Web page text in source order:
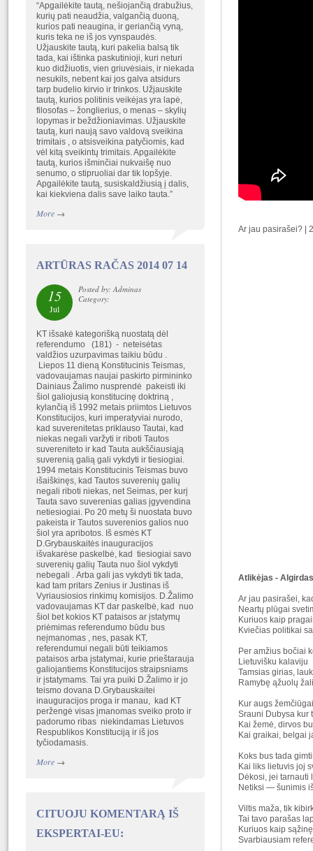
Ar jau pasirašei? |
Atlikėjas -
Ar jau pasirašei,
Neartų plūgai
Kuriuos kaip
Kviečias politikai
Per amžius bočiai
Lietuvišku kalaviju
Tamsias girias,
Ramybę ąžuolų
Kur augs
Srauni Dubysa kur
Kai žemė, dirvos
Kai graikai, belgai
Koks bus tada
Kai liks lietuvis joj
Dėkosi, jei tarnauti
Netiksi — šunimis
Viltis maža, tik
Tai tavo parašas
Kuriuos kaip
Svarbiausiam
“Apgailėkite tautą, nešiojančią drabužius,
kurių pati neaudžia, valgančią duoną,
kurios pati neaugina, ir geriančią vyną,
kuris teka ne iš jos vynspaudės.
Užjauskite tautą, kuri pakelia balsą tik
tada, kai ištinka paskutinioji, kuri neturi
kuo didžiuotis, vien griuvėsiais, ir niekada
nesukils, nebent kai jos galva atsidurs
tarp budelio kirvio ir trinkos. Užjauskite
tautą, kurios politinis veikėjas yra lapė,
filosofas – žonglierius, o menas – skylių
lopymas ir beždžioniavimas. Užjauskite
tautą, kuri naują savo valdovą sveikina
trimitais , o atsisveikina patyčiomis, kad
vėl kitą sveikintų trimitais. Apgailėkite
tautą, kurios išminčiai nukvaišę nuo
senumo, o stipruoliai dar tik lopšyje.
Apgailėkite tautą, susiskaldžiusią į dalis,
kai kiekviena dalis save laiko tauta.”
More→
ARTŪRAS RAČAS 2014 07 14
15
Jul
Posted by: Adminas
Category:
KT išsakė kategorišką nuostatą dėl
referendumo (181) - neteisėtas
valdžios uzurpavimas taikiu būdu .
Liepos 11 dieną Konstitucinis Teismas,
vadovaujamas naujai paskirto pirmininko
Dainiaus Žalimo nusprendė pakeisti iki
šiol galiojusią konstitucinę doktriną ,
kylančią iš 1992 metais priimtos Lietuvos
Konstitucijos, kuri imperatyviai nurodo,
kad suverenitetas priklauso Tautai, kad
niekas negali varžyti ir riboti Tautos
suvereniteto ir kad Tauta aukščiausiąją
suverenią galią gali vykdyti ir tiesiogiai.
1994 metais Konstitucinis Teismas buvo
išaiškinęs, kad Tautos suverenių galių
negali riboti niekas, net Seimas, per kurį
Tauta savo suverenias galias įgyvendina
netiesiogiai. Po 20 metų ši nuostata buvo
pakeista ir Tautos suverenios galios nuo
šiol yra apribotos. Iš esmės KT
D.Grybauskaitės inauguracijos
išvakarėse paskelbė, kad tiesiogiai savo
suverenių galių Tauta nuo šiol vykdyti
nebegali . Arba gali jas vykdyti tik tada,
kad tam pritars Zenius ir Justinas iš
Vyriausiosios rinkimų komisijos. D.Žalimo
vadovaujamas KT dar paskelbė, kad nuo
šiol bet kokios KT pataisos ar įstatymų
priėmimas referendumo būdu bus
neįmanomas , nes, pasak KT,
referendumui negali būti teikiamos
pataisos arba įstatymai, kurie prieštarauja
galiojantiems Konstitucijos straipsniams
ir įstatymams. Tai yra puiki D.Žalimo ir jo
teismo dovana D.Grybauskaitei
inauguracijos proga ir manau, kad KT
peržengė visas įmanomas sveiko proto ir
padorumo ribas niekindamas Lietuvos
Respublikos Konstituciją ir iš jos
tyčiodamasis.
More→
CITUOJU KOMENTARĄ IŠ
EKSPERTAI-EU: